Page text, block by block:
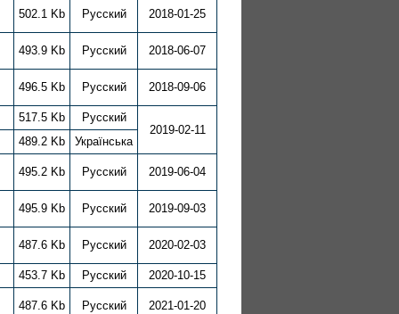
502.1 Kb Русский 2018-01-25
493.9 Kb Русский 2018-06-07
496.5 Kb Русский 2018-09-06
517.5 Kb
Русский
2019-02-11
489.2 Kb
Українська
495.2 Kb Русский 2019-06-04
495.9 Kb Русский 2019-09-03
487.6 Kb Русский 2020-02-03
453.7 Kb Русский
2020-10-15
487.6 Kb Русский 2021-01-20